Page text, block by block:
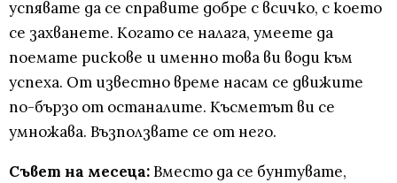
успявате да се справите добре с всичко, с което
се захванете. Когато се налага, умеете да
поемате рискове и именно това ви води към
успеха. От известно време насам се движите
по-бързо от останалите. Късметът ви се
умножава. Възползвате се от него.
Съвет на месеца:Вместо да се бунтувате,